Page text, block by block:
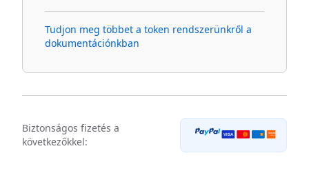
Tudjon meg többet a token rendszerünkről a
dokumentációnkban
Biztonságos fizetés a
következőkkel:
VISA DISCOVER
NETWORK